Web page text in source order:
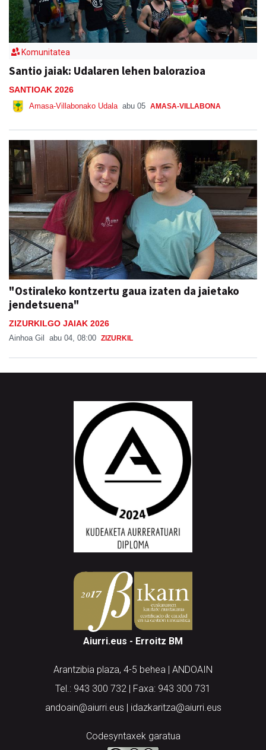
Komunitatea
Santio jaiak: Udalaren lehen balorazioa
SANTIOAK 2026
Amasa-Villabonako Udala abu 05 AMASA-VILLABONA
"Ostiraleko kontzertu gaua izaten da jaietako
jendetsuena"
ZIZURKILGO JAIAK 2026
Ainhoa Gil abu 04, 08:00 ZIZURKIL
Aiurri.eus - Erroitz BM
Arantzibia plaza, 4-5 behea | ANDOAIN
Tel.: 943 300 732 | Faxa: 943 300 731
andoain@aiurri.eus | idazkaritza@aiurri.eus
Codesyntaxek garatua